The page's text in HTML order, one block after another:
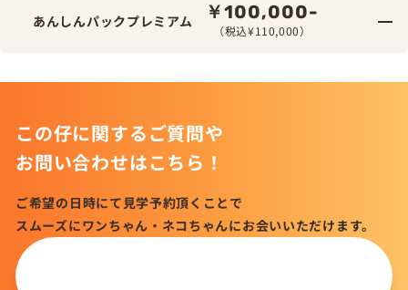
あんしんパックプレミアム ￥100,000-
（税込¥110,000）
この仔に関するご質問や
お問い合わせはこちら！
ご希望の日時にて見学予約頂くことで
スムーズにワンちゃん・ネコちゃんにお会いいただけます。